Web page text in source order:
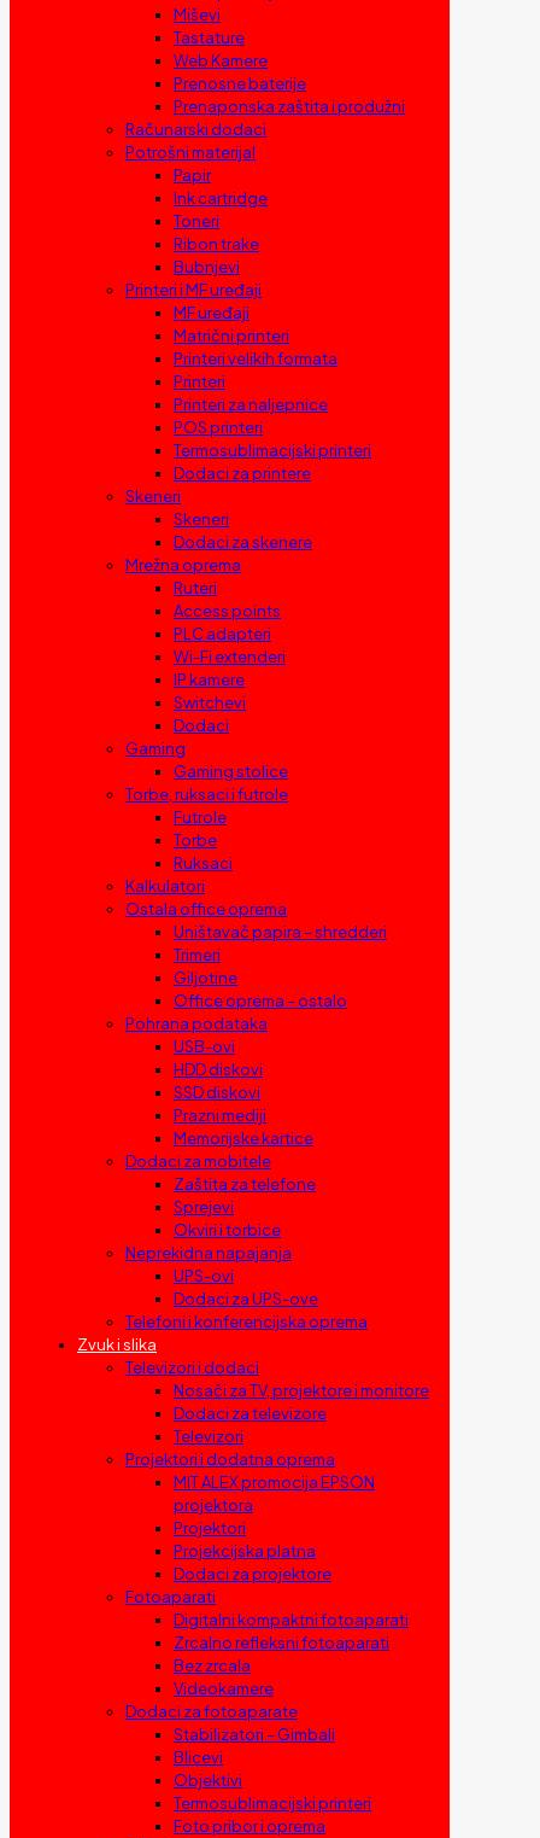
Miševi
Tastature
Web Kamere
Prenosne baterije
Prenaponska zaštita i produžni
Računarski dodaci
Potrošni materijal
Papir
Ink cartridge
Toneri
Ribon trake
Bubnjevi
Printeri i MF uređaji
MF uređaji
Matrični printeri
Printeri velikih formata
Printeri
Printeri za naljepnice
POS printeri
Termosublimacijski printeri
Dodaci za printere
Skeneri
Skeneri
Dodaci za skenere
Mrežna oprema
Ruteri
Access points
PLC adapteri
Wi-Fi extenderi
IP kamere
Switchevi
Dodaci
Gaming
Gaming stolice
Torbe, ruksaci i futrole
Futrole
Torbe
Ruksaci
Kalkulatori
Ostala office oprema
Uništavač papira – shredderi
Trimeri
Giljotine
Office oprema – ostalo
Pohrana podataka
USB-ovi
HDD diskovi
SSD diskovi
Prazni mediji
Memorijske kartice
Dodaci za mobitele
Zaštita za telefone
Sprejevi
Okviri i torbice
Neprekidna napajanja
UPS-ovi
Dodaci za UPS-ove
Telefoni i konferencijska oprema
Zvuk i slika
Televizori i dodaci
Nosači za TV, projektore i monitore
Dodaci za televizore
Televizori
Projektori i dodatna oprema
MIT ALEX promocija EPSON
projektora
Projektori
Projekcijska platna
Dodaci za projektore
Fotoaparati
Digitalni kompaktni fotoaparati
Zrcalno refleksni fotoaparati
Bez zrcala
Videokamere
Dodaci za fotoaparate
Stabilizatori – Gimbali
Blicevi
Objektivi
Termosublimacijski printeri
Foto pribor i oprema